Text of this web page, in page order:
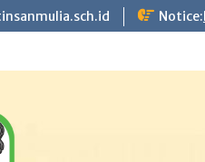
Notice: